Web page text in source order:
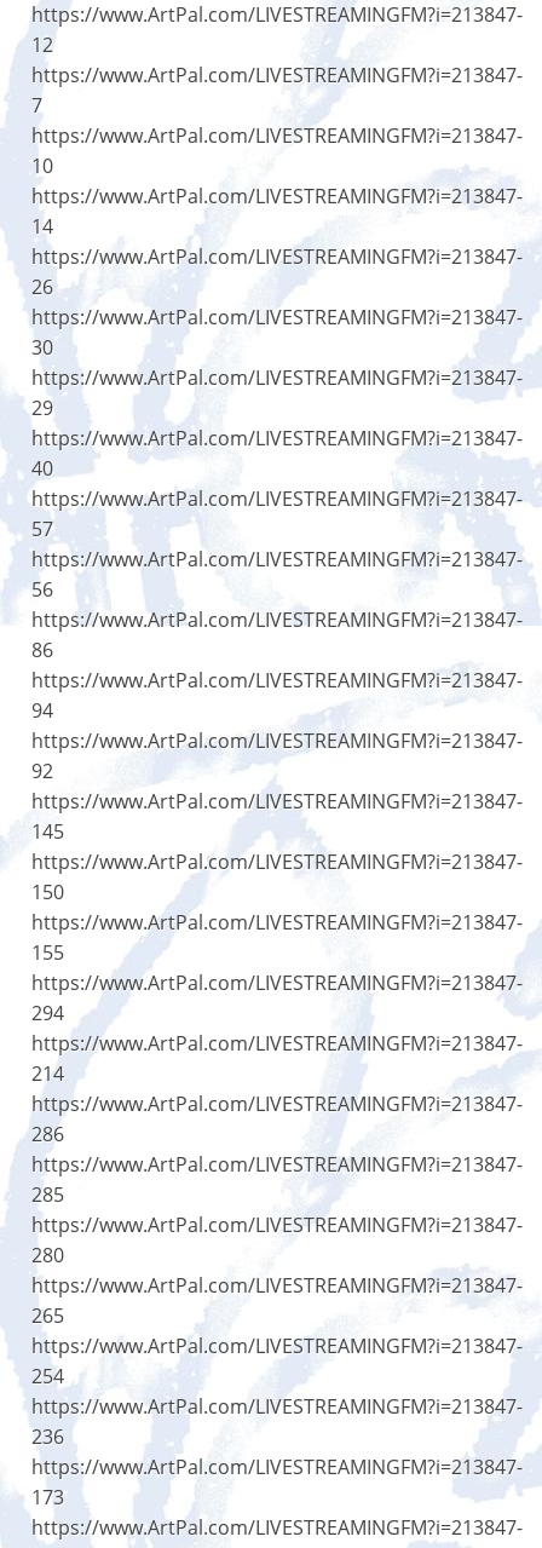
https://www.ArtPal.com/LIVESTREAMINGFM?i=213847-
12
https://www.ArtPal.com/LIVESTREAMINGFM?i=213847-
7
https://www.ArtPal.com/LIVESTREAMINGFM?i=213847-
10
https://www.ArtPal.com/LIVESTREAMINGFM?i=213847-
14
https://www.ArtPal.com/LIVESTREAMINGFM?i=213847-
26
https://www.ArtPal.com/LIVESTREAMINGFM?i=213847-
30
https://www.ArtPal.com/LIVESTREAMINGFM?i=213847-
29
https://www.ArtPal.com/LIVESTREAMINGFM?i=213847-
40
https://www.ArtPal.com/LIVESTREAMINGFM?i=213847-
57
https://www.ArtPal.com/LIVESTREAMINGFM?i=213847-
56
https://www.ArtPal.com/LIVESTREAMINGFM?i=213847-
86
https://www.ArtPal.com/LIVESTREAMINGFM?i=213847-
94
https://www.ArtPal.com/LIVESTREAMINGFM?i=213847-
92
https://www.ArtPal.com/LIVESTREAMINGFM?i=213847-
145
https://www.ArtPal.com/LIVESTREAMINGFM?i=213847-
150
https://www.ArtPal.com/LIVESTREAMINGFM?i=213847-
155
https://www.ArtPal.com/LIVESTREAMINGFM?i=213847-
294
https://www.ArtPal.com/LIVESTREAMINGFM?i=213847-
214
https://www.ArtPal.com/LIVESTREAMINGFM?i=213847-
286
https://www.ArtPal.com/LIVESTREAMINGFM?i=213847-
285
https://www.ArtPal.com/LIVESTREAMINGFM?i=213847-
280
https://www.ArtPal.com/LIVESTREAMINGFM?i=213847-
265
https://www.ArtPal.com/LIVESTREAMINGFM?i=213847-
254
https://www.ArtPal.com/LIVESTREAMINGFM?i=213847-
236
https://www.ArtPal.com/LIVESTREAMINGFM?i=213847-
173
https://www.ArtPal.com/LIVESTREAMINGFM?i=213847-